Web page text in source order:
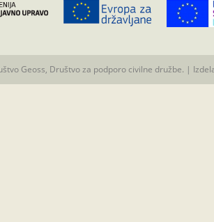
Geoss, Društvo za podporo civilne družbe. |